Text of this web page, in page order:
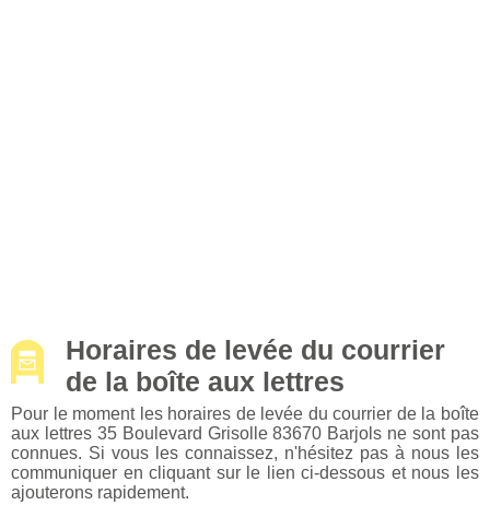
Horaires de levée du courrier
de la boîte aux lettres
Pour le moment les horaires de levée du courrier de la boîte
aux lettres 35 Boulevard Grisolle 83670 Barjols ne sont pas
connues. Si vous les connaissez, n'hésitez pas à nous les
communiquer en cliquant sur le lien ci-dessous et nous les
ajouterons rapidement.